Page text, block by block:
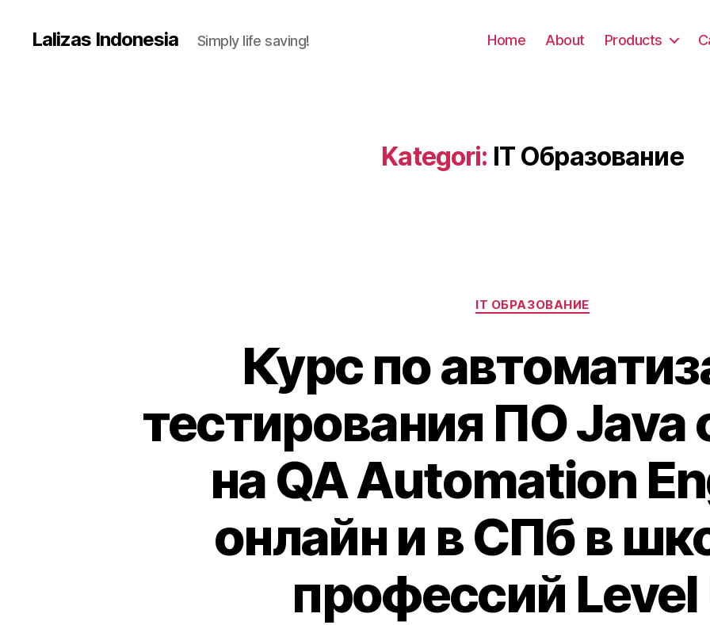
Lalizas Indonesia Simply life saving! Home About Products
Kategori: IT Образование
Kategori
IT ОБРАЗОВАНИЕ
Курс по
тестирования ПО Java
на QA Automation
онлайн и в СПб в
профессий Level